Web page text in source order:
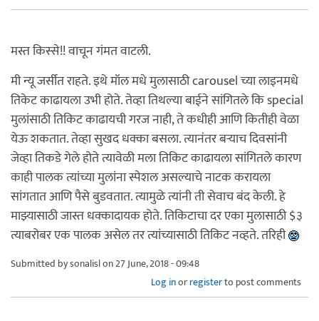
मस्त किस्से!! वाचून गंमत वाटली.
मी न्यू जर्सीत राहते. इथे मॉल मधे मुलासाठी carousel च्या लाइनमधे
तिकेट काढायला उभी होते. तेव्हा तिथल्या बाईने सांगितले कि special
मुलांसाठी तिकिट काढायची गरज नाही, ते कधीही आणि कितीही वेळा
येऊ शकतात. तेव्हा सुखद धक्का बसला. त्यानंतर बर्‍याच दिवसांनी
जेव्हा तिकडे गेले होते त्यावेळी मला तिकिट काढायला सांगितले कारण
काही पालक त्यांच्या मुलांना स्पेशल असल्याचे नाटक करायला
सांगतात आणि पैसे बुडवतात. त्यामुळे त्यांनी ती सेवाच बंद केली. हे
माझ्यासाठी जास्त धक्कादायक होते. तिकिटाचा दर एका मुलासाठी $३
त्याबरोबर एक पालक असेल तर त्यांच्यासाठी तिकिट नव्हते. तरिही
Submitted bysonalislon 27 June, 2018 - 09:48
Log inorregisterto post comments